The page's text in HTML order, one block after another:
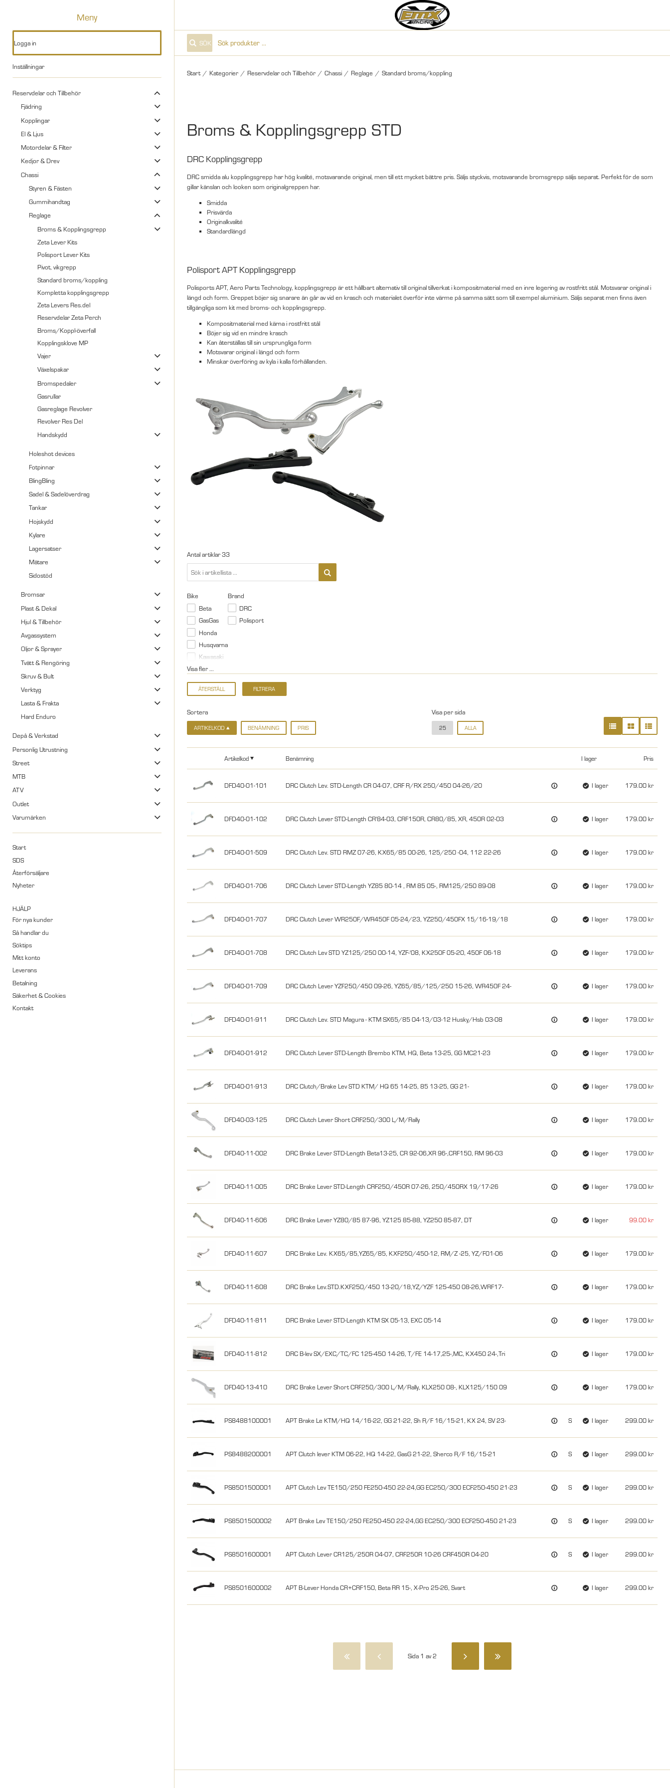
Meny
Logga in
Inställningar
Reservdelar och Tillbehör
Fjädring
Kopplingar
El & Ljus
Motordelar & Filter
Kedjor & Drev
Chassi
Styren & Fästen
Gummihandtag
Reglage
Broms & Kopplingsgrepp
Zeta Lever Kits
Polisport Lever Kits
Pivot, vikgrepp
Standard broms/koppling
Kompletta kopplingsgrepp
Zeta Levers Res.del
Reservdelar Zeta Perch
Broms/Koppl-överfall
Kopplingsklove MP
Vajer
Växelspakar
Bromspedaler
Gasrullar
Gasreglage Revolver
Revolver Res Del
Handskydd
Holeshot devices
Fotpinnar
BlingBling
Sadel & Sadelöverdrag
Tankar
Hojskydd
Kylare
Lagersatser
Mätare
Sidostöd
Bromsar
Plast & Dekal
Hjul & Tillbehör
Avgassystem
Oljor & Sprayer
Tvätt & Rengöring
Skruv & Bult
Verktyg
Lasta & Frakta
Hard Enduro
Depå & Verkstad
Personlig Utrustning
Street
MTB
ATV
Outlet
Varumärken
Start
SDS
Återförsäljare
Nyheter
HJÄLP
För nya kunder
Så handlar du
Söktips
Mitt konto
Leverans
Betalning
Säkerhet & Cookies
Kontakt
SÖK
Start / Kategorier / Reservdelar och Tillbehör / Chassi / Reglage / Standard broms/koppling
Broms & Kopplingsgrepp STD
DRC Kopplingsgrepp
DRC smidda alu kopplingsgrepp har hög kvalité, motsvarande original, men till ett mycket bättre pris. Säljs styckvis, motsvarande bromsgrepp säljs separat. Perfekt för de som
gillar känslan och looken som originalgreppen har.
Smidda
Prisvärda
Originalkvalité
Standardlängd
Polisport APT Kopplingsgrepp
Polisports APT, Aero Parts Technology, kopplingsgrepp är ett hållbart alternativ till original tillverkat i kompositmaterial med en inre legering av rostfritt stål. Motsvarar original i
längd och form. Greppet böjer sig snarare än går av vid en krasch och materialet överför inte värme på samma sätt som till exempel aluminium. Säljs separat men finns även
tillgängliga som kit med broms- och kopplingsgrepp.
Kompositmaterial med kärna i rostfritt stål
Böjer sig vid en mindre krasch
Kan återställas till sin ursprungliga form
Motsvarar original i längd och form
Minskar överföring av kyla i kalla förhållanden.
Antal artiklar33
Bike
Beta
GasGas
Honda
Husqvarna
Kawasaki
Visa fler ...
Brand
DRC
Polisport
Sortera
ARTIKELKOD BENÄMNING PRIS
Visa per sida
25 ALLA
Artikelkod Benämning I lager Pris
DFD40-01-101 DRC Clutch Lev. STD-Length CR 04-07, CRF R/RX 250/450 04-26/20 I lager 179.00
DFD40-01-102 DRC Clutch Lever STD-Length CR'84-03, CRF150R, CR80/85, XR, 450R 02-03 I lager 179.00
DFD40-01-509 DRC Clutch Lev. STD RMZ 07-26, KX65/85 00-26, 125/250 -04, 112 22-26 I lager 179.00
DFD40-01-706 DRC Clutch Lever STD-Length YZ85 80-14 , RM 85 05-, RM125/250 89-08 I lager 179.00
DFD40-01-707 DRC Clutch Lever WR250F/WR450F 05-24/23, YZ250/450FX 15/16-19/18 I lager 179.00
DFD40-01-708 DRC Clutch Lev STD YZ125/250 00-14, YZF-'08, KX250F 05-20, 450F 06-18 I lager 179.00
DFD40-01-709 DRC Clutch Lever YZF250/450 09-26, YZ65/85/125/250 15-26, WR450F 24- I lager 179.00
DFD40-01-911 DRC Clutch Lev. STD Magura - KTM SX65/85 04-13/03-12 Husky/Hsb 03-08 I lager 179.00
DFD40-01-912 DRC Clutch Lever STD-Length Brembo KTM, HQ, Beta 13-25, GG MC21-23 I lager 179.00
DFD40-01-913 DRC Clutch/Brake Lev STD KTM/ HQ 65 14-25, 85 13-25, GG 21- I lager 179.00
DFD40-03-125 DRC Clutch Lever Short CRF250/300 L/M/Rally I lager 179.00
DFD40-11-002 DRC Brake Lever STD-Length Beta13-25, CR 92-06,XR 96-,CRF150, RM 96-03 I lager 179.00
DFD40-11-005 DRC Brake Lever STD-Length CRF250/450R 07-26, 250/450RX 19/17-26 I lager 179.00
DFD40-11-606 DRC Brake Lever YZ80/85 87-96, YZ125 85-88, YZ250 85-87, DT I lager 99.00
DFD40-11-607 DRC Brake Lev. KX65/85,YZ65/85, KXF250/450-12, RM/Z -25, YZ/F01-06 I lager 179.00
DFD40-11-608 DRC Brake Lev.STD.KXF250/450 13-20/18,YZ/YZF 125-450 08-26,WRF17- I lager 179.00
DFD40-11-811 DRC Brake Lever STD-Length KTM SX 05-13, EXC 05-14 I lager 179.00
DFD40-11-812 DRC B-lev SX/EXC/TC/FC 125-450 14-26, T/FE 14-17,25-,MC, KX450 24-,Tri I lager 179.00
DFD40-13-410 DRC Brake Lever Short CRF250/300 L/M/Rally, KLX250 08-, KLX125/150 09 I lager 179.00
PS8488100001 APT Brake Le KTM/HQ 14/16-22, GG 21-22, Sh R/F 16/15-21, KX 24, SV 23- S I lager 299.00
PS8488200001 APT Clutch lever KTM 06-22, HQ 14-22, GasG 21-22, Sherco R/F 16/15-21 S I lager 299.00
PS8501500001 APT Clutch Lev TE150/250 FE250-450 22-24,GG EC250/300 ECF250-450 21-23 S I lager 299.00
PS8501500002 APT Brake Lev TE150/250 FE250-450 22-24,GG EC250/300 ECF250-450 21-23 S I lager 299.00
PS8501600001 APT Clutch Lever CR125/250R 04-07, CRF250R 10-26 CRF450R 04-20 S I lager 299.00
PS8501600002 APT B-Lever Honda CR+CRF150, Beta RR 15-, X-Pro 25-26, Svart I lager 299.00
Sida 1 av 2